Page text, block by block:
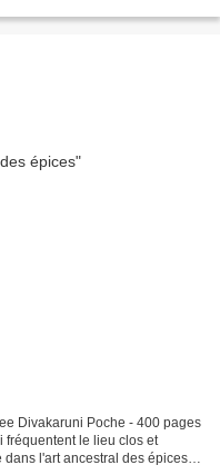
Divakaruni Poche - 400 pages
fréquentent le lieu clos et
l'art ancestral des épices.